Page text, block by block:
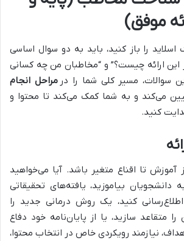
موفق)
را باز کنید، باید به دو سوال اساسی
ارائه چیست؟” و “مخاطبان من چه کسانی
سوالات، مسیر کلی شما را درمراحل انجام
می‌کند و به شما کمک می‌کند تا محتوا و
کنید.
تا اقناع متغیر باشد. آیا می‌خواهید
دانشجویان بیاموزید، یافته‌های تحقیقاتی
کنید، یک روش درمانی جدید را
متقاعد سازید، یا از پایان‌نامه خود دفاع
نیازمند رویکردی خاص در انتخاب محتوا،